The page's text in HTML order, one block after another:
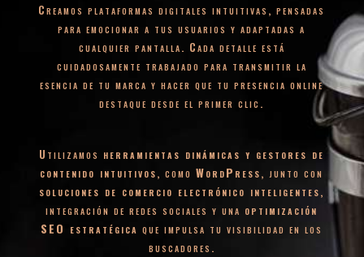
Creamos plataformas digitales intuitivas, pensadas
para emocionar a tus usuarios y adaptadas a
cualquier pantalla. Cada detalle está
cuidadosamente trabajado para transmitir la
esencia de tu marca y hacer que tu presencia online
destaque desde el primer clic.
Utilizamos herramientas dinámicas y gestores de
contenido intuitivos, comoWordPress, junto con
soluciones de comercio electrónico inteligentes,
integración de redes sociales y una optimización
SEO estratégica que impulsa tu visibilidad en los
buscadores.